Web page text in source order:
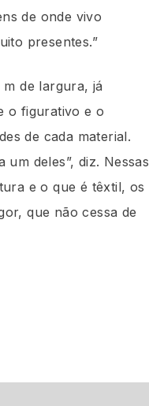
de onde vivo
presentes.”
de largura, já
o figurativo e o
de cada material.
deles”, diz. Nessas
e o que é têxtil, os
que não cessa de